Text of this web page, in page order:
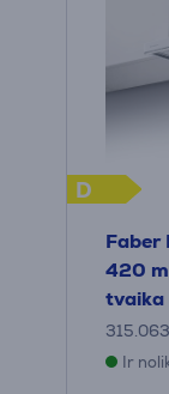
D
Faber
420
tvaika
Ir